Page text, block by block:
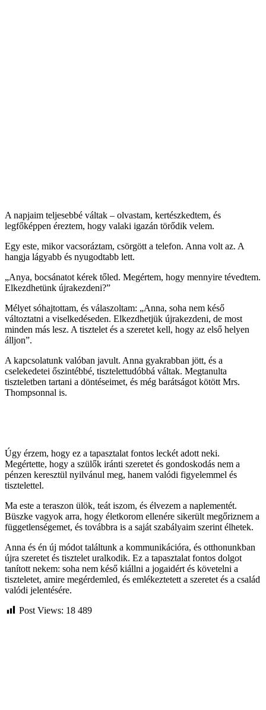
A napjaim teljesebbé váltak – olvastam, kertészkedtem, és
legfőképpen éreztem, hogy valaki igazán törődik velem.
Egy este, mikor vacsoráztam, csörgött a telefon. Anna volt az. A
hangja lágyabb és nyugodtabb lett.
„Anya, bocsánatot kérek tőled. Megértem, hogy mennyire tévedtem.
Elkezdhetünk újrakezdeni?”
Mélyet sóhajtottam, és válaszoltam: „Anna, soha nem késő
változtatni a viselkedéseden. Elkezdhetjük újrakezdeni, de most
minden más lesz. A tisztelet és a szeretet kell, hogy az első helyen
álljon”.
A kapcsolatunk valóban javult. Anna gyakrabban jött, és a
cselekedetei őszintébbé, tisztelettudóbbá váltak. Megtanulta
tiszteletben tartani a döntéseimet, és még barátságot kötött Mrs.
Thompsonnal is.
Úgy érzem, hogy ez a tapasztalat fontos leckét adott neki.
Megértette, hogy a szülők iránti szeretet és gondoskodás nem a
pénzen keresztül nyilvánul meg, hanem valódi figyelemmel és
tisztelettel.
Ma este a teraszon ülök, teát iszom, és élvezem a naplementét.
Büszke vagyok arra, hogy életkorom ellenére sikerült megőriznem a
függetlenségemet, és továbbra is a saját szabályaim szerint élhetek.
Anna és én új módot találtunk a kommunikációra, és otthonunkban
újra szeretet és tisztelet uralkodik. Ez a tapasztalat fontos dolgot
tanított nekem: soha nem késő kiállni a jogaidért és követelni a
tiszteletet, amire megérdemled, és emlékeztetett a szeretet és a család
valódi jelentésére.
Post Views: 18 489